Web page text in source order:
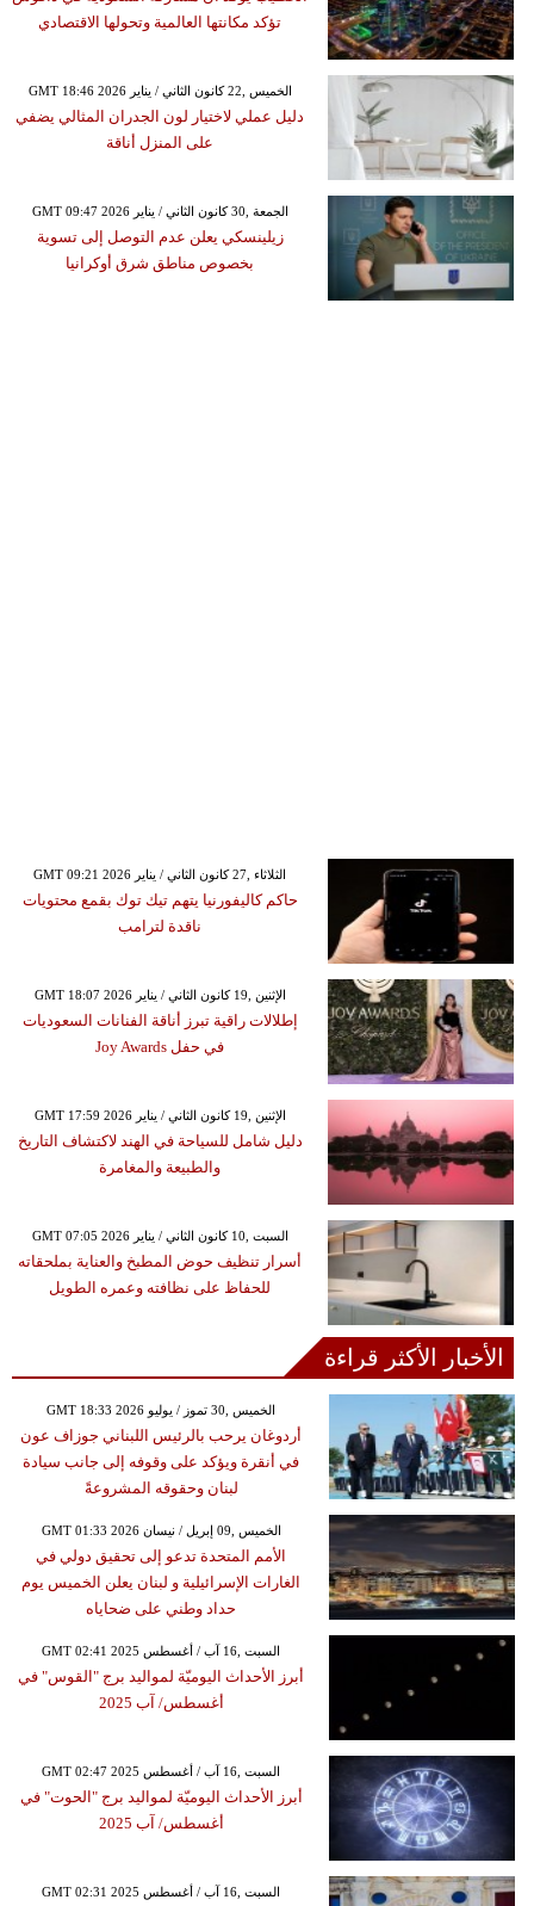
تؤكد مكانتها العالمية وتحولها الاقتصادي
GMT 18:46 2026 الخميس ,22 كانون الثاني / يناير
دليل عملي لاختيار لون الجدران المثالي يضفي
على المنزل أناقة
GMT 09:47 2026 الجمعة ,30 كانون الثاني / يناير
زيلينسكي يعلن عدم التوصل إلى تسوية
بخصوص مناطق شرق أوكرانيا
GMT 09:21 2026 الثلاثاء ,27 كانون الثاني / يناير
حاكم كاليفورنيا يتهم تيك توك بقمع محتويات
ناقدة لترامب
GMT 18:07 2026 الإثنين ,19 كانون الثاني / يناير
إطلالات راقية تبرز أناقة الفنانات السعوديات
في حفل Joy Awards
GMT 17:59 2026 الإثنين ,19 كانون الثاني / يناير
دليل شامل للسياحة في الهند لاكتشاف التاريخ
والطبيعة والمغامرة
GMT 07:05 2026 السبت ,10 كانون الثاني / يناير
أسرار تنظيف حوض المطبخ والعناية بملحقاته
للحفاظ على نظافته وعمره الطويل
الأخبار الأكثر قراءة
GMT 18:33 2026 الخميس ,30 تموز / يوليو
أردوغان يرحب بالرئيس اللبناني جوزاف عون
في أنقرة ويؤكد على وقوفه إلى جانب سيادة
لبنان وحقوقه المشروعةً
GMT 01:33 2026 الخميس ,09 إبريل / نيسان
الأمم المتحدة تدعو إلى تحقيق دولي في
الغارات الإسرائيلية و لبنان يعلن الخميس يوم
حداد وطني على ضحاياه
GMT 02:41 2025 السبت ,16 آب / أغسطس
أبرز الأحداث اليوميّة لمواليد برج "القوس" في
أغسطس/ آب 2025
GMT 02:47 2025 السبت ,16 آب / أغسطس
أبرز الأحداث اليوميّة لمواليد برج "الحوت" في
أغسطس/ آب 2025
GMT 02:31 2025 السبت ,16 آب / أغسطس